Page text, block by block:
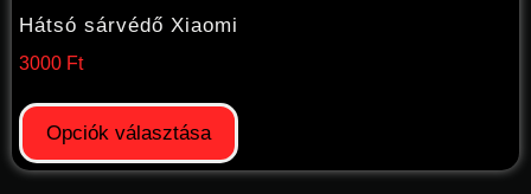
Hátsó sárvédő Xiaomi
3000 Ft
Opciók választása